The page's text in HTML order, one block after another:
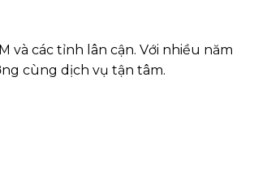
và các tỉnh lân cận. Với nhiều năm
cùng dịch vụ tận tâm.